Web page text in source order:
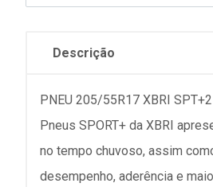
Descrição
PNEU 205/55R17 XBRI
Pneus SPORT+ da XBRI
no tempo chuvoso, assim
desempenho, aderência e